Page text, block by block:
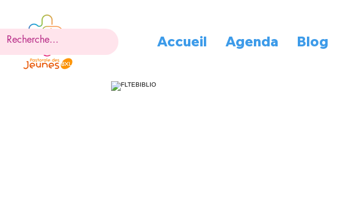
Accueil Agenda Blog